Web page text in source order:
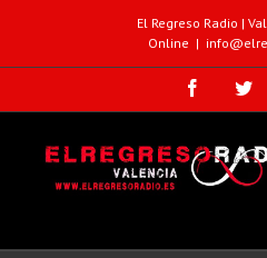
El Regreso Radio |
Online |